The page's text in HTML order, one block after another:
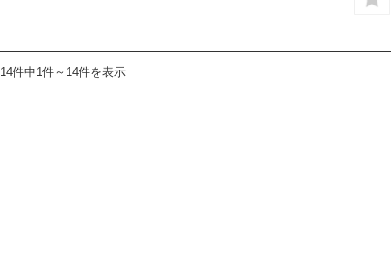
14件中1件～14件を表示